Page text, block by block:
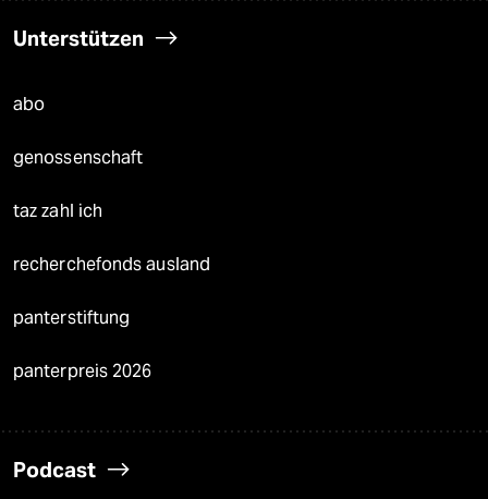
Unterstützen
abo
genossenschaft
taz zahl ich
recherchefonds ausland
panterstiftung
panterpreis 2026
Podcast